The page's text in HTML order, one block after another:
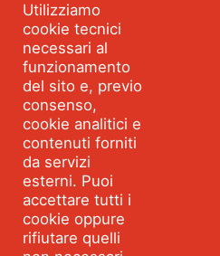
Chi siamo
Blog
Servizi
Strumenti e percorsi
Parla con Spazioetico
Utilizziamo
cookie tecnici
necessari al
funzionamento
del sito e, previo
consenso,
cookie analitici e
contenuti forniti
da servizi
esterni. Puoi
accettare tutti i
cookie oppure
rifiutare quelli